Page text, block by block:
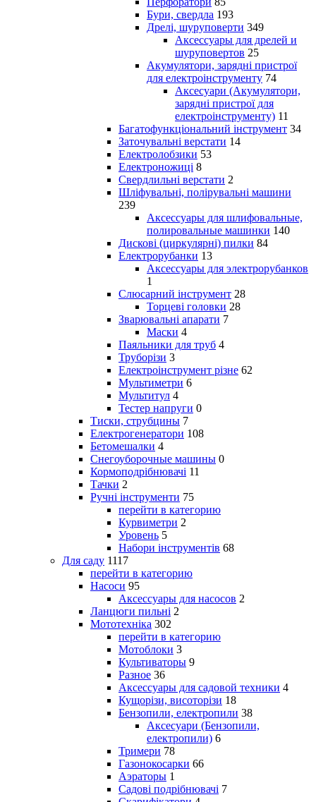
Бури, свердла 193
Дрелі, шуруповерти 349
Аксессуары для дрелей и
шуруповертов 25
Акумулятори, зарядні пристрої
для електроінструменту 74
Аксесуари (Акумулятори,
зарядні пристрої для
електроінструменту) 11
Багатофункціональний інструмент 34
Заточувальні верстати 14
Електролобзики 53
Електроножиці 8
Свердлильні верстати 2
Шліфувальні, полірувальні машини
239
Аксессуары для шлифовальные,
полировальные машинки 140
Дискові (циркулярні) пилки 84
Електрорубанки 13
Аксессуары для электрорубанков
1
Слюсарний інструмент 28
Торцеві головки 28
Зварювальні апарати 7
Маски 4
Паяльники для труб 4
Труборізи 3
Електроінструмент різне 62
Мультиметри 6
Мультитул 4
Тестер напруги 0
Тиски, струбцины 7
Електрогенератори 108
Бетомешалки 4
Снегоуборочные машины 0
Кормоподрібнювачі 11
Тачки 2
Ручні інструменти 75
перейти в категорию
Курвиметри 2
Уровень 5
Набори інструментів 68
Для саду 1117
перейти в категорию
Насоси 95
Аксессуары для насосов 2
Ланцюги пильні 2
Мототехніка 302
перейти в категорию
Мотоблоки 3
Культиваторы 9
Разное 36
Аксессуары для садовой техники 4
Кущорізи, висоторізи 18
Бензопили, електропили 38
Аксесуари (Бензопили,
електропили) 6
Тримери 78
Газонокосарки 66
Аэраторы 1
Садові подрібнювачі 7